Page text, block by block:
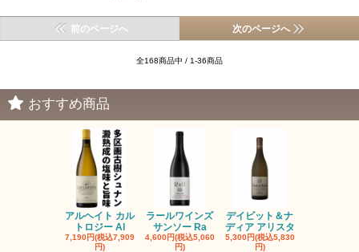
前のページへ 次のページへ
全168商品中 / 1-36商品
おすすめ商品
アルヘイト カル
トロジー Al
7,190円(税込7,909
円)
ラールワインズ
サンソー Ra
4,600円(税込5,060
円)
デイビット＆ナ
ディア アリスタ
5,300円(税込5,830
円)